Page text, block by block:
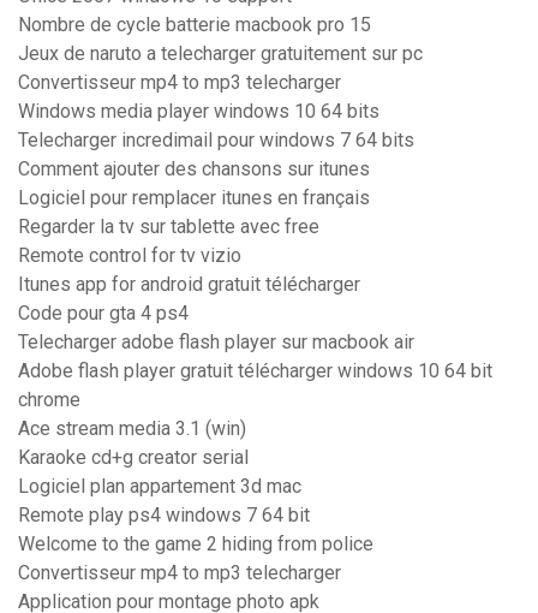
Nombre de cycle batterie macbook pro 15
Jeux de naruto a telecharger gratuitement sur pc
Convertisseur mp4 to mp3 telecharger
Windows media player windows 10 64 bits
Telecharger incredimail pour windows 7 64 bits
Comment ajouter des chansons sur itunes
Logiciel pour remplacer itunes en français
Regarder la tv sur tablette avec free
Remote control for tv vizio
Itunes app for android gratuit télécharger
Code pour gta 4 ps4
Telecharger adobe flash player sur macbook air
Adobe flash player gratuit télécharger windows 10 64 bit
chrome
Ace stream media 3.1 (win)
Karaoke cd+g creator serial
Logiciel plan appartement 3d mac
Remote play ps4 windows 7 64 bit
Welcome to the game 2 hiding from police
Convertisseur mp4 to mp3 telecharger
Application pour montage photo apk